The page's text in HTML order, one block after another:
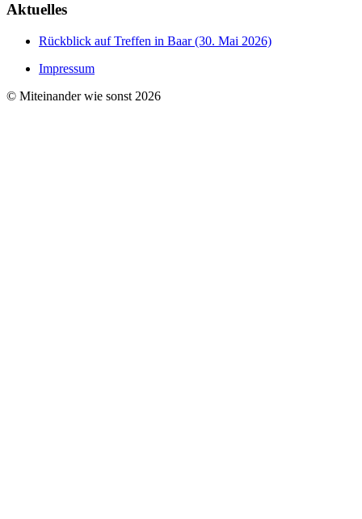
Aktuelles
Rückblick auf Treffen in Baar (30. Mai 2026)
Impressum
© Miteinander wie sonst 2026